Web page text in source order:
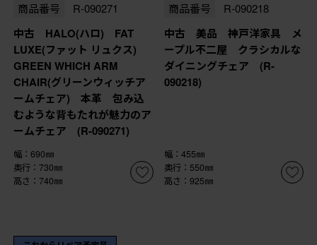
商品番号 R-090271
中古 HALO(ハロ) FAT
LUXE(ファット リュクス)
GREEN WHICH ARM
CHAIR(グリーンウィッチア
ームチェア) 本革 包み込
むような背もたれが魅力のア
ームチェア (R-090271)
幅：690㎜
奥行：730㎜
高さ：740㎜
商品番号 R-090218
中古 美品 神戸洋家具 メ
ープル不二屋 クラシカルな
ダイニングチェア (R-
090218)
幅：455㎜
奥行：550㎜
高さ：925㎜